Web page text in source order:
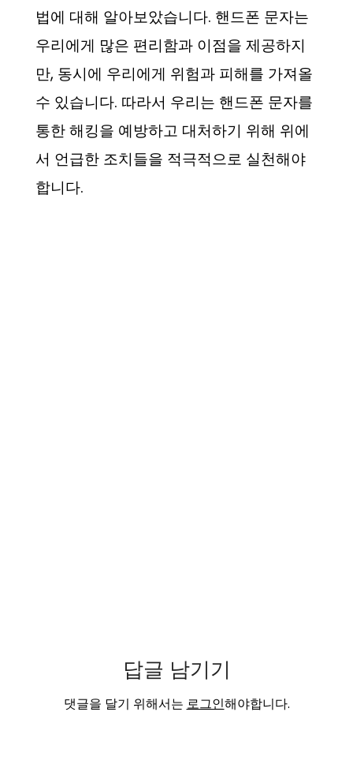
법에 대해 알아보았습니다. 핸드폰 문자는
우리에게 많은 편리함과 이점을 제공하지
만, 동시에 우리에게 위험과 피해를 가져올
수 있습니다. 따라서 우리는 핸드폰 문자를
통한 해킹을 예방하고 대처하기 위해 위에
서 언급한 조치들을 적극적으로 실천해야
합니다.
답글 남기기
댓글을 달기 위해서는 로그인해야합니다.